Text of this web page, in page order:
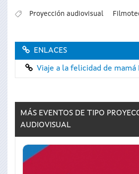
Proyección audiovisual
ENLACES
Viaje a la felicidad de mamá
MÁS EVENTOS DE TIPO
AUDIOVISUAL